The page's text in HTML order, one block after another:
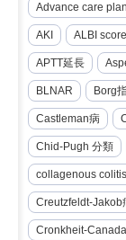
Advance care
AKI ALBI score
APTT延長
BLNAR Borg
Castleman病
Chid-Pugh 分類
collagenous colitis
Creutzfeldt-Jakob
Cronkheit-